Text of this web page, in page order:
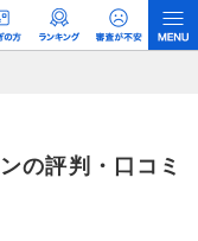
デルです。 ただし、特定の
ユーザーへの口コミ収集な
。の評判・口コミ